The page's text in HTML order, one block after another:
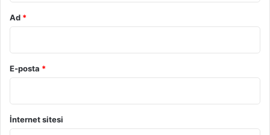
Ad *
E-posta *
İnternet sitesi